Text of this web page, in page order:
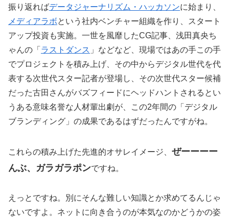
振り返ればデータジャーナリズム・ハッカソンに始まり、
メディアラボという社内ベンチャー組織を作り、スタート
アップ投資も実施。一世を風靡したCG記事、浅田真央ち
ゃんの「 ラストダンス 」などなど、現場ではあの手この手
でプロジェクトを積み上げ、その中からデジタル世代を代
表する次世代スター記者が登場し、その次世代スター候補
だった古田さんがバズフィードにヘッドハントされるとい
うある意味名誉な人材輩出劇が、この2年間の「デジタル
ブランディング」の成果であるはずだったんですがね。
これらの積み上げた先進的オサレイメージ、 ぜーーーー
んぶ、ガラガラポンですね。
えっとですね。別にそんな難しい知識とか求めてるんじゃ
ないですよ。ネットに向き合うのが本気なのかどうかの姿